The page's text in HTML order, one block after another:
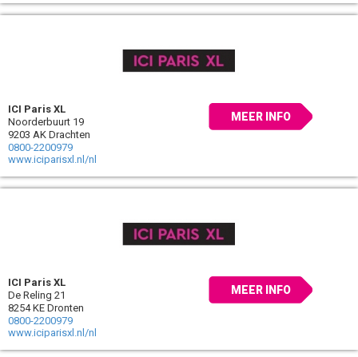
ICI Paris XL
Noorderbuurt 19
9203 AK Drachten
0800-2200979
www.iciparisxl.nl/nl
MEER INFO
ICI Paris XL
De Reling 21
8254 KE Dronten
0800-2200979
www.iciparisxl.nl/nl
MEER INFO